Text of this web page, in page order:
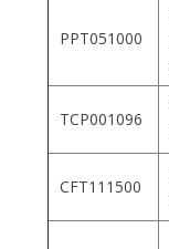
PPT051000
TCP001096
CFT111500